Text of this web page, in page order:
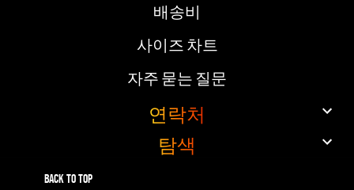
배송비
사이즈 차트
자주 묻는 질문
연락처
고객 서비스
탐색
Back to top